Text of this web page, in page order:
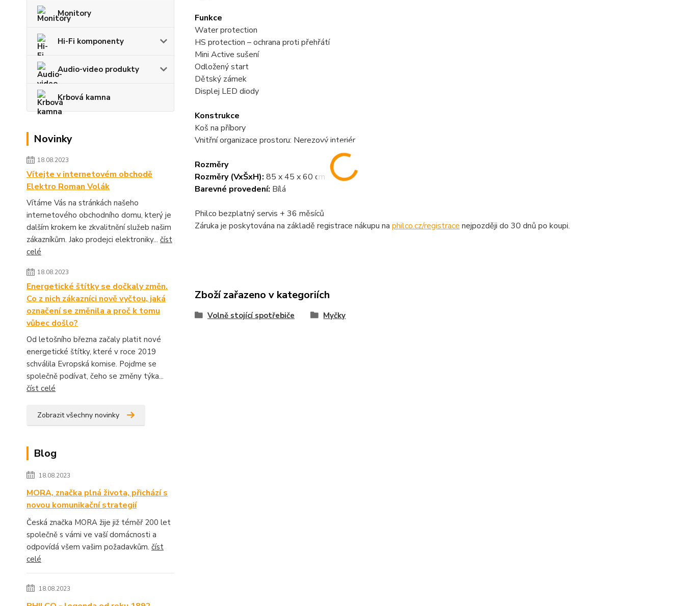
Monitory
Hi-Fi komponenty
Audio-video produkty
Krbová kamna
Novinky
18.08.2023
Vítejte v internetovém obchodě
Elektro Roman Volák
Vítáme Vás na stránkách našeho
internetového obchodního domu, který je
dalším krokem ke zkvalitnění služeb našim
zákazníkům. Jako prodejci elektroniky... číst
celé
18.08.2023
Energetické štítky se dočkaly změn.
Co z nich zákazníci nově vyčtou, jaká
označení se změnila a proč k tomu
vůbec došlo?
Od letošního března začaly platit nové
energetické štítky, které v roce 2019
schválila Evropská komise. Pojďme se
společně podívat, čeho se změny týka...
číst celé
Zobrazit všechny novinky
Blog
18.08.2023
MORA, značka plná života, přichází s
novou komunikační strategií
Česká značka MORA žije již téměř 200 let
společně s vámi ve vaší domácnosti a
odpovídá všem vašim požadavkům. číst
celé
18.08.2023
Funkce
Water protection
HS protection – ochrana proti přehřátí
Mini Active sušení
Odložený start
Dětský zámek
Displej LED diody
Konstrukce
Koš na příbory
Vnitřní organizace prostoru: Nerezový interiér
Rozměry
Rozměry (VxŠxH): 85 x 45 x 60 cm
Barevné provedení: Bílá
Philco bezplatný servis + 36 měsíců
Záruka je poskytována na základě registrace nákupu na philco.cz/registrace nejpozději do 30 dnů po koupi.
Zboží zařazeno v kategoriích
Volně stojící spotřebiče Myčky